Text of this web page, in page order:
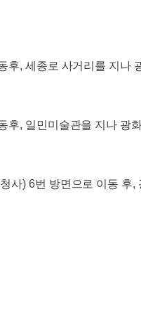
후, 세종로 사거리를 지나
후, 일민미술관을 지나 광
사) 6번 방면으로 이동 후